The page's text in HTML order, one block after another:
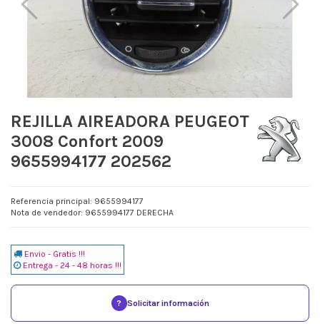
REJILLA AIREADORA PEUGEOT
3008 Confort 2009
9655994177 202562
Referencia principal: 9655994177
Nota de vendedor: 9655994177 DERECHA
Envio - Gratis !!!
Entrega - 24 - 48 horas !!!
? Solicitar información